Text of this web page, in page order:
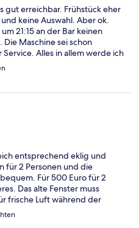
gut erreichbar. Frühstück eher
keine Auswahl. Aber ok.
21:15 an der Bar keinen
Maschine sei schon
Alles in allem werde ich
entsprechend eklig und
für 2 Personen und die
Für 500 Euro für 2
Das alte Fenster muss
frische Luft während der
ist sehr laut. Das
wert! Da hilft die gute,